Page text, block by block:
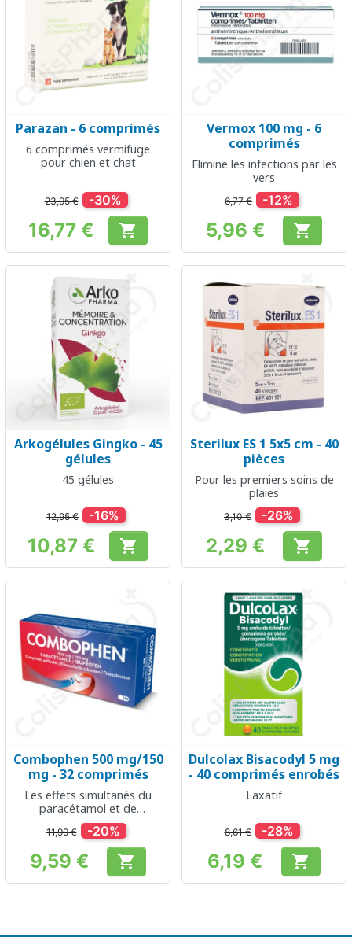
Parazan - 6 comprimés
6 comprimés vermifuge
pour chien et chat
23,95 € -30%
Prix
16,77 € 
Vermox 100 mg - 6
comprimés
Elimine les infections par les
vers
6,77 € -12%
Prix
5,96 € 
Arkogélules Gingko - 45
gélules
45 gélules
12,95 € -16%
Prix
10,87 € 
Sterilux ES 1 5x5 cm - 40
pièces
Pour les premiers soins de
plaies
3,10 € -26%
Prix
2,29 € 
Combophen 500 mg/150
mg - 32 comprimés
Les effets simultanés du
paracétamol et de
l'ibuprofène
11,99 € -20%
Prix
9,59 € 
Dulcolax Bisacodyl 5 mg
- 40 comprimés enrobés
Laxatif
8,61 € -28%
Prix
6,19 € 